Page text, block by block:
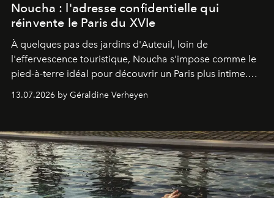
Noucha : l'adresse confidentielle qui
réinvente le Paris du XVIe
À quelques pas des jardins d'Auteuil, loin de
l'effervescence touristique, Noucha s'impose comme le
pied-à-terre idéal pour découvrir un Paris plus intime.
Entre maison de famille revisitée, décoration pointue et
art de vivre à la française, cette nouvelle adresse du
autant les voyageurs que les Parisiens.
13.07.2026 by Géraldine Verheyen